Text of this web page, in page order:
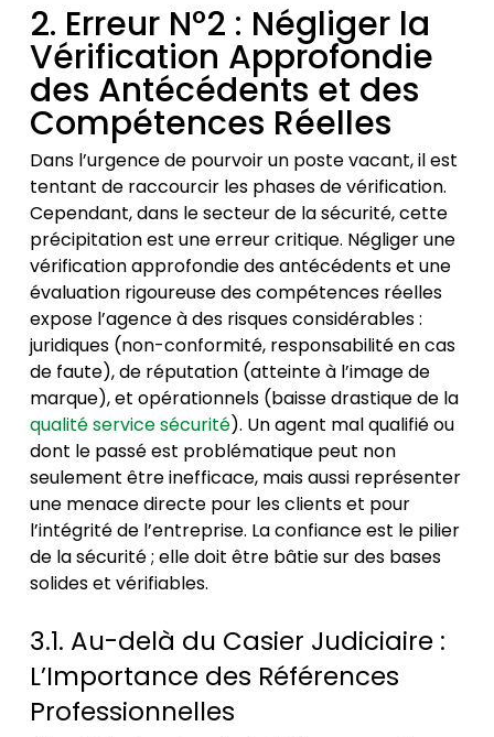
2. Erreur N°2 : Négliger la
Vérification Approfondie
des Antécédents et des
Compétences Réelles
Dans l’urgence de pourvoir un poste vacant, il est
tentant de raccourcir les phases de vérification.
Cependant, dans le secteur de la sécurité, cette
précipitation est une erreur critique. Négliger une
vérification approfondie des antécédents et une
évaluation rigoureuse des compétences réelles
expose l’agence à des risques considérables :
juridiques (non-conformité, responsabilité en cas
de faute), de réputation (atteinte à l’image de
marque), et opérationnels (baisse drastique de la
qualité service sécurité). Un agent mal qualifié ou
dont le passé est problématique peut non
seulement être inefficace, mais aussi représenter
une menace directe pour les clients et pour
l’intégrité de l’entreprise. La confiance est le pilier
de la sécurité ; elle doit être bâtie sur des bases
solides et vérifiables.
3.1. Au-delà du Casier Judiciaire :
L’Importance des Références
Professionnelles